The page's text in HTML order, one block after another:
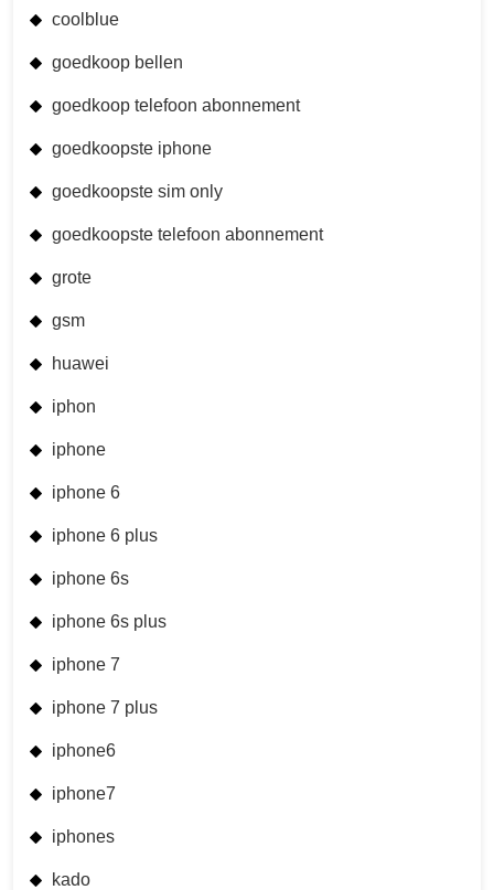
coolblue
goedkoop bellen
goedkoop telefoon abonnement
goedkoopste iphone
goedkoopste sim only
goedkoopste telefoon abonnement
grote
gsm
huawei
iphon
iphone
iphone 6
iphone 6 plus
iphone 6s
iphone 6s plus
iphone 7
iphone 7 plus
iphone6
iphone7
iphones
kado